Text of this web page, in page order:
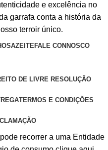
e excelência no
garrafa conta a história da
terroir único.
AZEITEFALE CONNOSCO
DE LIVRE RESOLUÇÃO
TERMOS E CONDIÇÕES
recorrer a uma Entidade